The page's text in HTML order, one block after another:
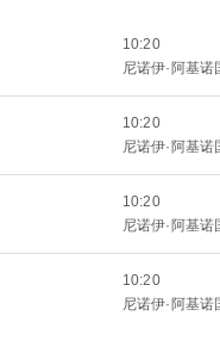
10:20
尼诺伊·阿基诺
10:20
尼诺伊·阿基诺
10:20
尼诺伊·阿基诺
10:20
尼诺伊·阿基诺